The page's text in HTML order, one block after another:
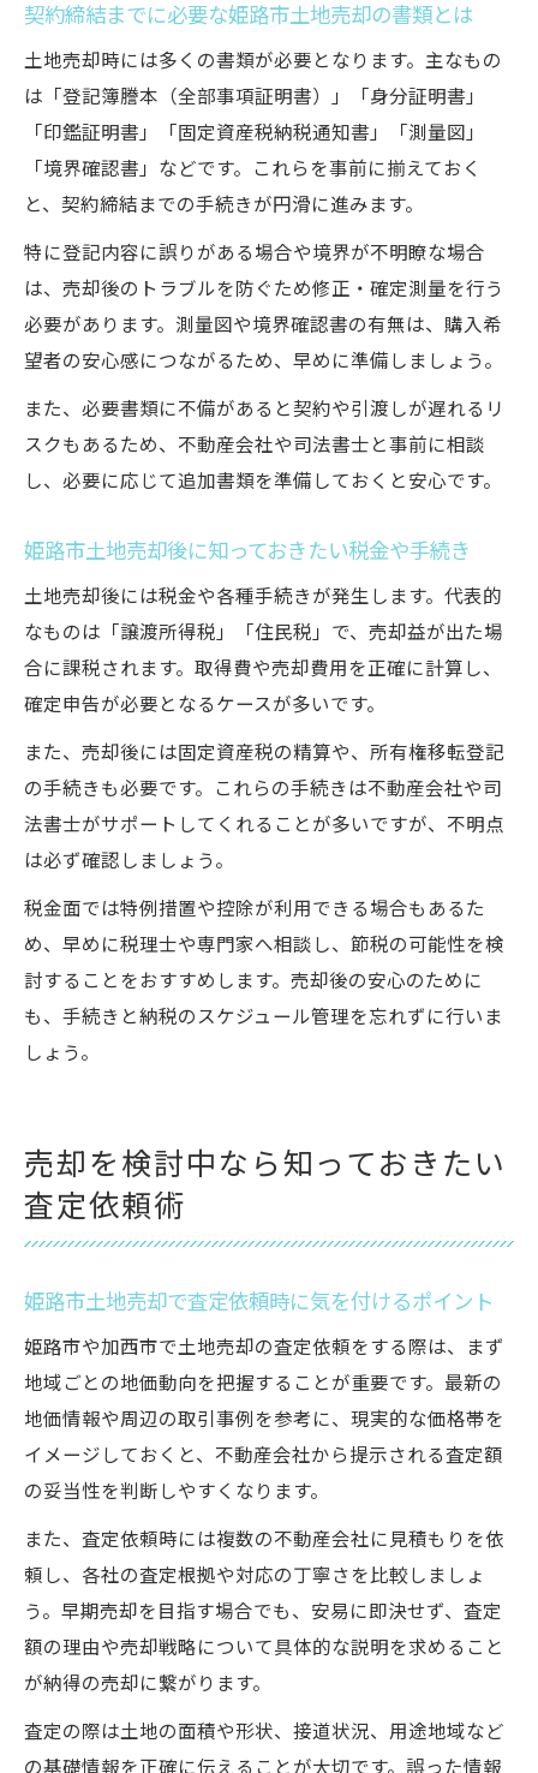
契約締結までに必要な姫路市土地売却の書類とは
土地売却時には多くの書類が必要となります。主なもの
は「登記簿謄本（全部事項証明書）」「身分証明書」
「印鑑証明書」「固定資産税納税通知書」「測量図」
「境界確認書」などです。これらを事前に揃えておく
と、契約締結までの手続きが円滑に進みます。
特に登記内容に誤りがある場合や境界が不明瞭な場合
は、売却後のトラブルを防ぐため修正・確定測量を行う
必要があります。測量図や境界確認書の有無は、購入希
望者の安心感につながるため、早めに準備しましょう。
また、必要書類に不備があると契約や引渡しが遅れるリ
スクもあるため、不動産会社や司法書士と事前に相談
し、必要に応じて追加書類を準備しておくと安心です。
姫路市土地売却後に知っておきたい税金や手続き
土地売却後には税金や各種手続きが発生します。代表的
なものは「譲渡所得税」「住民税」で、売却益が出た場
合に課税されます。取得費や売却費用を正確に計算し、
確定申告が必要となるケースが多いです。
また、売却後には固定資産税の精算や、所有権移転登記
の手続きも必要です。これらの手続きは不動産会社や司
法書士がサポートしてくれることが多いですが、不明点
は必ず確認しましょう。
税金面では特例措置や控除が利用できる場合もあるた
め、早めに税理士や専門家へ相談し、節税の可能性を検
討することをおすすめします。売却後の安心のために
も、手続きと納税のスケジュール管理を忘れずに行いま
しょう。
売却を検討中なら知っておきたい
査定依頼術
姫路市土地売却で査定依頼時に気を付けるポイント
姫路市や加西市で土地売却の査定依頼をする際は、まず
地域ごとの地価動向を把握することが重要です。最新の
地価情報や周辺の取引事例を参考に、現実的な価格帯を
イメージしておくと、不動産会社から提示される査定額
の妥当性を判断しやすくなります。
また、査定依頼時には複数の不動産会社に見積もりを依
頼し、各社の査定根拠や対応の丁寧さを比較しましょ
う。早期売却を目指す場合でも、安易に即決せず、査定
額の理由や売却戦略について具体的な説明を求めること
が納得の売却に繋がります。
査定の際は土地の面積や形状、接道状況、用途地域など
の基礎情報を正確に伝えることが大切です。誤った情報